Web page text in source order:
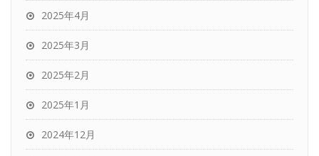
2025年4月
2025年3月
2025年2月
2025年1月
2024年12月